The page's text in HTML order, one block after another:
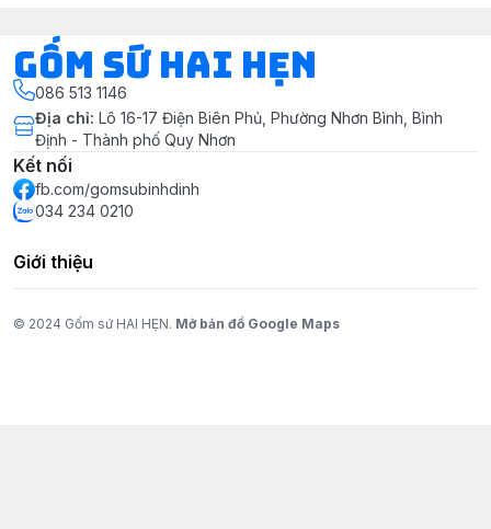
Gốm Sứ Hai Hẹn
086 513 1146
Địa chỉ: Lô 16-17 Điện Biên Phủ, Phường Nhơn Bình, Bình
Định - Thành phố Quy Nhơn
Kết nối
fb.com/gomsubinhdinh
034 234 0210
Giới thiệu
© 2024 Gốm sứ HAI HẸN. Mở bản đồ Google Maps